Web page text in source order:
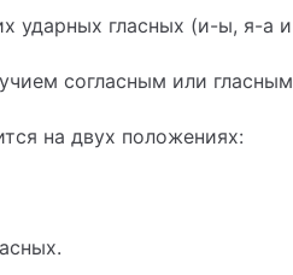
ударных гласных (и-ы, я-а
согласным или
на двух положениях: